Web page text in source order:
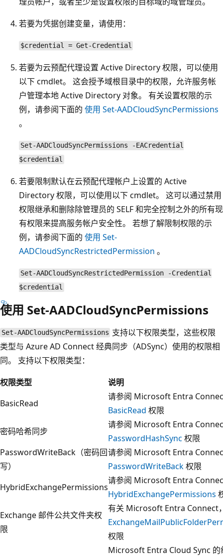
若要为凭据创建变量，请使用：
$credential = Get-Credential
若要为云预配代理设置 Active Directory 权限，可以使用
以下 cmdlet。 这会授予域根目录中的权限，允许服务帐
户管理本地 Active Directory 对象。 有关设置权限的示
例，请参阅下面的 使用 Set-AADCloudSyncPermissions
。
Set-AADCloudSyncPermissions -EACredential
$credential
若要限制默认在云预配代理帐户上设置的 Active
Directory 权限，可以使用以下 cmdlet。 这可以通过禁用
权限继承和删除除管理员的 SELF 和完全控制之外的所有现
有权限来提高服务帐户安全性。 若想了解限制权限的示
例，请参阅下面的 使用 Set-
AADCloudSyncRestrictedPermission 。
Set-AADCloudSyncRestrictedPermission -Credential
$credential
使用 Set-AADCloudSyncPermissions
Set-AADCloudSyncPermissions 支持以下权限类型，这些权限
类型与 Azure AD Connect 经典同步（ADSync）使用的权限相
同。 支持以下权限类型：
权限类型
说明
BasicRead
请参阅 Microsoft Entra
BasicRead 权限
密码哈希同步
请参阅 Microsoft Entra
PasswordHashSync 权限
PasswordWriteBack（密码回
写）
请参阅 Microsoft Entra
PasswordWriteBack权限
HybridExchangePermissions
请参阅 Microsoft Entra
HybridExchangePermissions
Exchange 邮件公共文件夹权
限
有关 Microsoft Entra Connect
权限
Microsoft Entra Cloud Sync 的